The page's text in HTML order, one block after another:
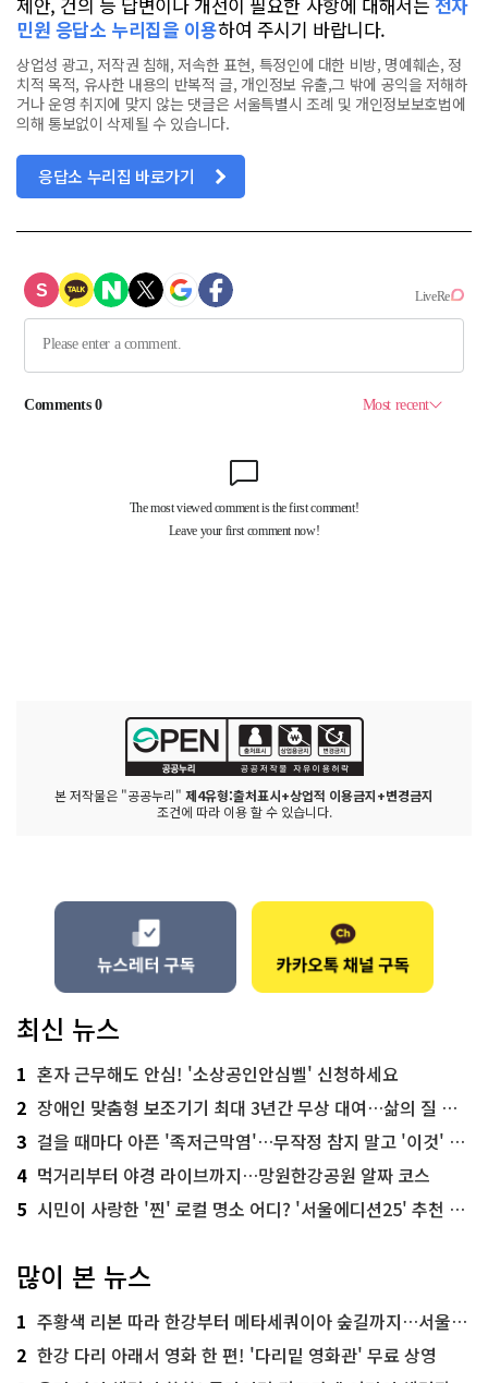
민원 응답소 누리집을 이용하여 주시기 바랍니다.
상업성 광고, 저작권 침해, 저속한 표현, 특정인에 대한 비방, 명예훼손, 정
치적 목적, 유사한 내용의 반복적 글, 개인정보 유출,그 밖에 공익을 저해하
거나 운영 취지에 맞지 않는 댓글은 서울특별시 조례 및 개인정보보호법에
의해 통보없이 삭제될 수 있습니다.
응답소 누리집 바로가기
본 저작물은 "공공누리" 제4유형:출처표시+상업적 이용금지+변경금지
조건에 따라 이용 할 수 있습니다.
최신 뉴스
1 혼자 근무해도 안심! '소상공인안심벨' 신청하세요
2 장애인 맞춤형 보조기기 최대 3년간 무상 대여…삶의 질 높인다
3 걸을 때마다 아픈 '족저근막염'…무작정 참지 말고 '이것' 해보세요!
4 먹거리부터 야경 라이브까지…망원한강공원 알짜 코스
5 시민이 사랑한 '찐' 로컬 명소 어디? '서울에디션25' 추천 코스
많이 본 뉴스
1 주황색 리본 따라 한강부터 메타세쿼이아 숲길까지…서울둘레길 15코스
2 한강 다리 아래서 영화 한 편! '다리밑 영화관' 무료 상영